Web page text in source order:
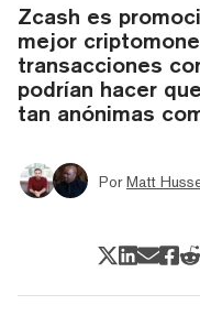
Zcash es
mejor
transacciones
podrían hacer
tan anónimas
Por Matt